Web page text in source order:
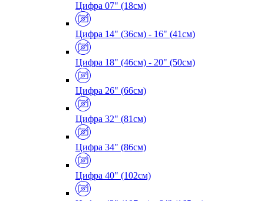
Цифра 07" (18см)
Цифра 14" (36см) - 16" (41см)
Цифра 18" (46см) - 20" (50см)
Цифра 26" (66см)
Цифра 32" (81см)
Цифра 34" (86см)
Цифра 40" (102см)